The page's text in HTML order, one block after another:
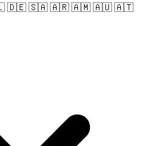
🇩🇪 🇸🇦 🇦🇷 🇦🇲 🇦🇺 🇦🇹